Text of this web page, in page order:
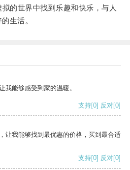
世界中找到乐趣和快乐，与人
生活。
我能够感受到家的温暖。
支持[0] 反对[0]
让我能够找到最优惠的价格，买到最合适
支持[0] 反对[0]